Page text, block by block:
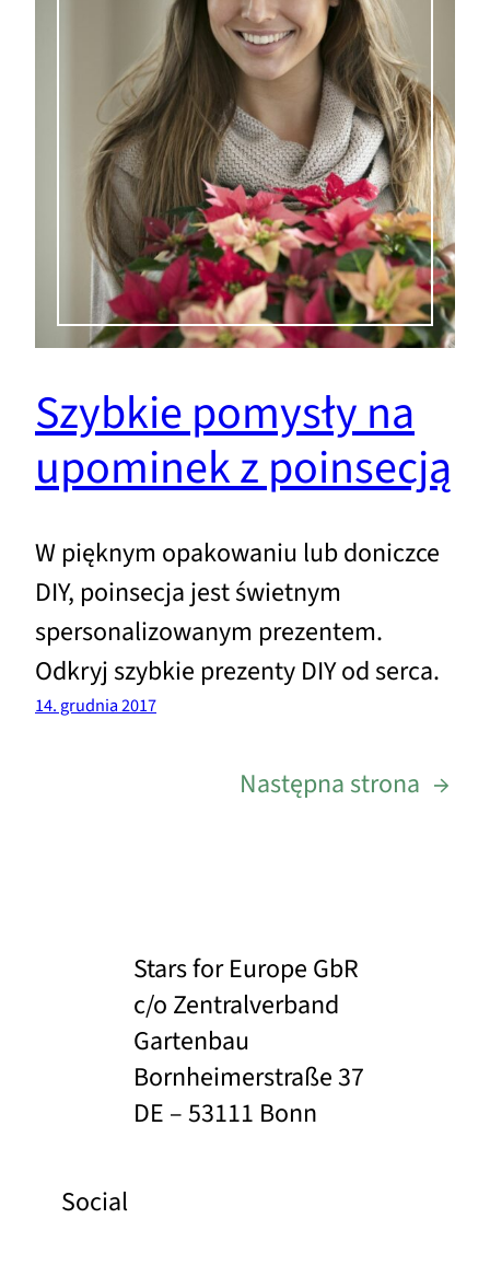
Szybkie pomysły na
upominek z poinsecją
W pięknym opakowaniu lub doniczce
DIY, poinsecja jest świetnym
spersonalizowanym prezentem.
Odkryj szybkie prezenty DIY od serca.
14. grudnia 2017
Następna strona →
Stars for Europe GbR
c/o Zentralverband
Gartenbau
Bornheimerstraße 37
DE – 53111 Bonn
Social